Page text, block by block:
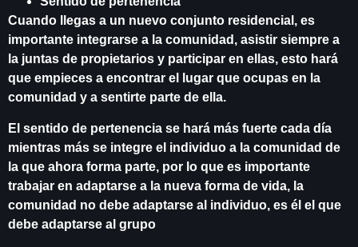
Cuando llegas a un nuevo conjunto residencial, es
importante integrarse a la comunidad, asistir siempre a
la juntas de propietarios y participar en ellas, esto hará
que empieces a encontrar el lugar que ocupas en la
comunidad y a sentirte parte de ella.
El sentido de pertenencia se hará más fuerte cada día
mientras más se integre el individuo a la comunidad de
la que ahora forma parte, por lo que es importante
trabajar en adaptarse a la nueva forma de vida, la
comunidad no debe adaptarse al individuo, es él el que
debe adaptarse al grupo